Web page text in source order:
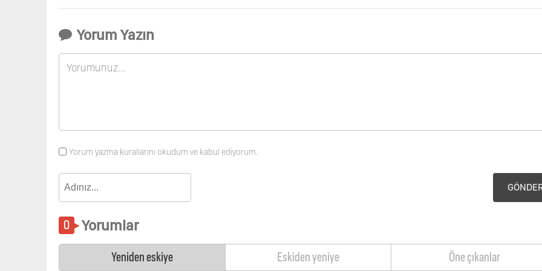
Yorum Yazın
Yorum yazma kurallarını okudum ve kabul ediyorum.
Yorumlar
Yeniden eskiye Eskiden yeniye Öne çıkanlar